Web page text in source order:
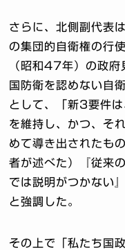
さらに、北側副代表
の集団的自衛権の行
（昭和47年）の政
国防衛を認めない自
として、「新3要件
を維持し、かつ、そ
めて導き出されたも
者が述べた）『従来
では説明がつかない
と強調した。
その上で「私たち国